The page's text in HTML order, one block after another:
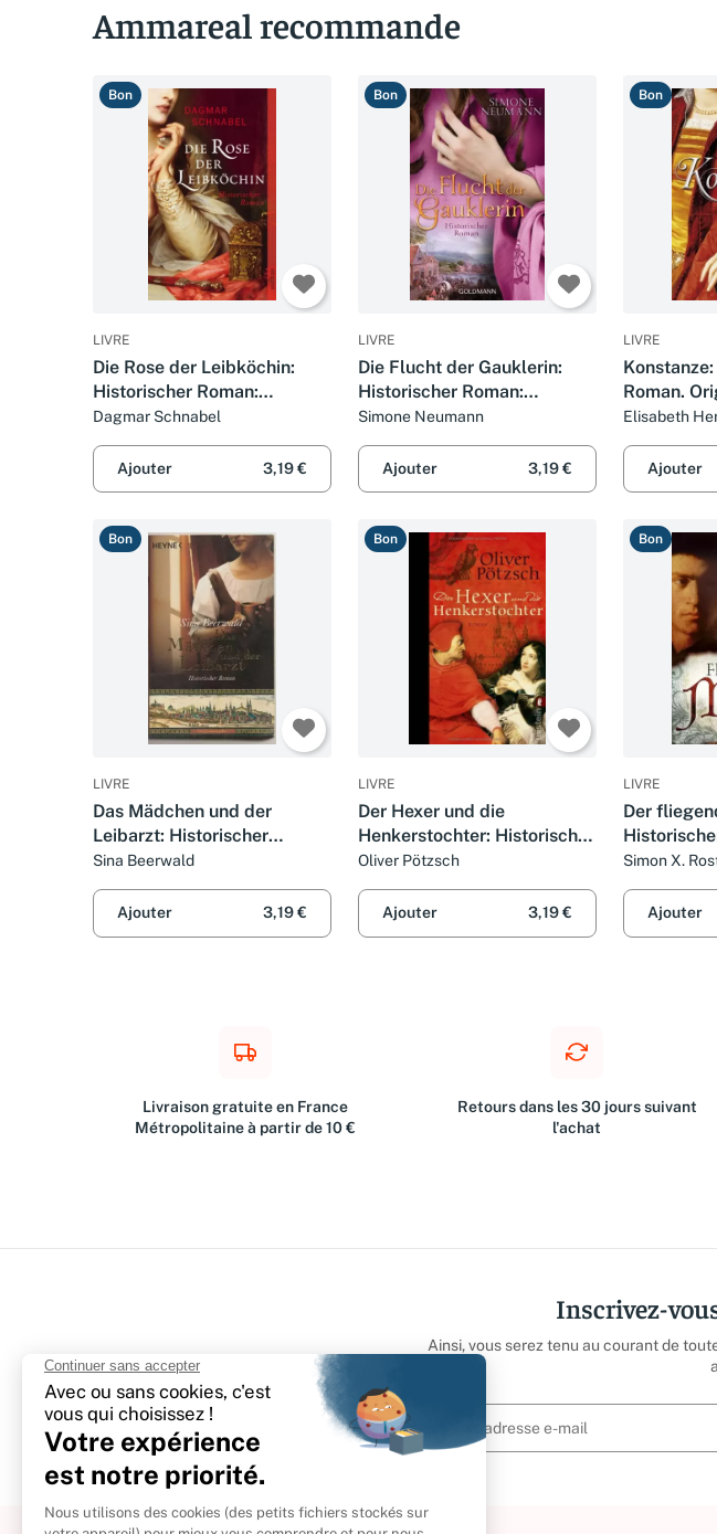
Ammareal recommande
Bon
LIVRE
Die Rose der Leibköchin:
Historischer Roman:
Historischer Roman.
Originalausgabe
Dagmar Schnabel
Ajouter 3,19 €
Bon
LIVRE
Die Flucht der Gauklerin:
Historischer Roman:
Historischer Roman.
Originalausgabe
Simone Neumann
Ajouter 3,19 €
Bon
LIVRE
Roman.
Elisabeth
Ajouter
Bon
LIVRE
Das Mädchen und der
Leibarzt: Historischer
Roman: Historischer Roman.
Originalausgabe
Sina Beerwald
Ajouter 3,19 €
Bon
LIVRE
Der Hexer und die
Henkerstochter: Historischer
Roman: Historischer Roman.
Originalausgabe
Oliver Pötzsch
Ajouter 3,19 €
Bon
LIVRE
Der
Lübbe
Simon X.
Ajouter
Livraison gratuite en France
Métropolitaine à partir de 10 €
Retours dans les 30 jours suivant
l'achat
Inscrivez-
Ainsi, vous serez tenu au courant de